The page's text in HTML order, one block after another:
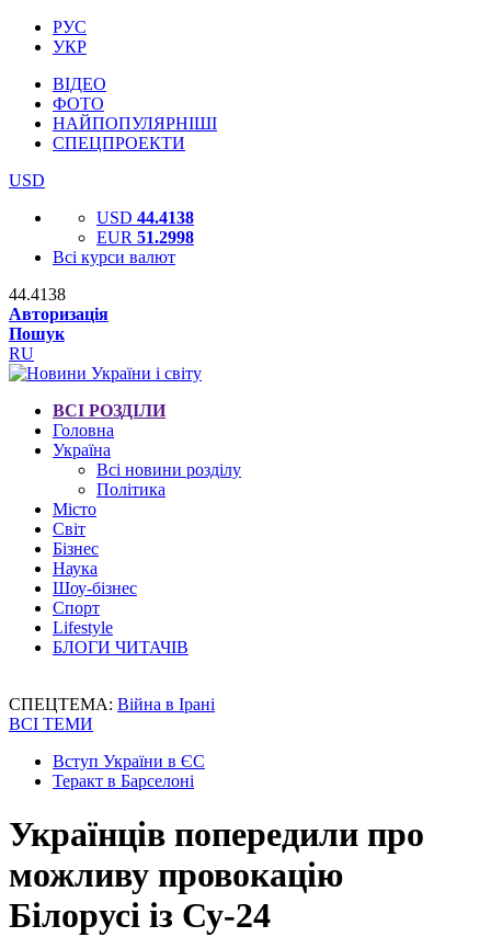
РУС
УКР
ВІДЕО
ФОТО
НАЙПОПУЛЯРНІШІ
СПЕЦПРОЕКТИ
USD
USD 44.4138
EUR 51.2998
Всі курси валют
44.4138
Авторизація
Пошук
RU
ВСІ РОЗДІЛИ
Головна
Україна
Всі новини розділу
Політика
Місто
Світ
Бізнес
Наука
Шоу-бізнес
Спорт
Lifestyle
БЛОГИ ЧИТАЧІВ
СПЕЦТЕМА: Війна в Ірані
ВСІ ТЕМИ
Вступ України в ЄС
Теракт в Барселоні
Українців попередили про
можливу провокацію
Білорусі із Су-24